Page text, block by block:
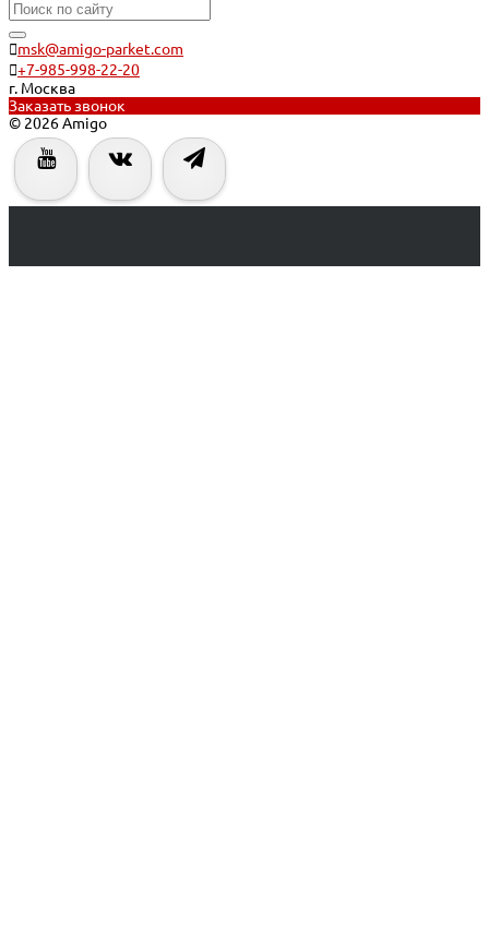
msk@amigo-parket.com
+7-985-998-22-20
г. Москва
Заказать звонок
© 2026 Amigo